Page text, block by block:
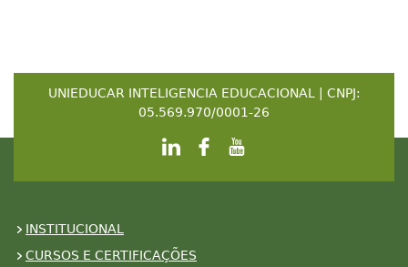
UNIEDUCAR INTELIGENCIA EDUCACIONAL | CNPJ:
05.569.970/0001-26
INSTITUCIONAL
CURSOS E CERTIFICAÇÕES